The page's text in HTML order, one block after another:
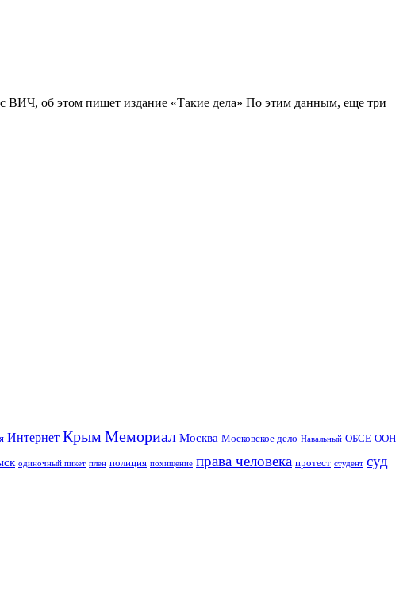
ВИЧ, об этом пишет издание «Такие дела» По этим данным, еще три
Интернет Крым Мемориал Москва Московское дело Навальный ОБСЕ ООН
одиночный пикет плен полиция похищение права человека протест студент суд